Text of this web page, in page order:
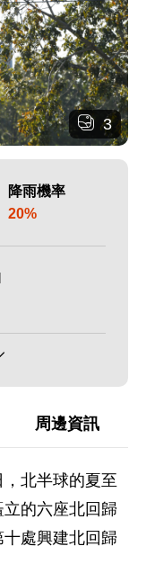
3
降雨機率
20%
周邊資訊
北半球的夏至
的六座北回歸
處興建北回歸